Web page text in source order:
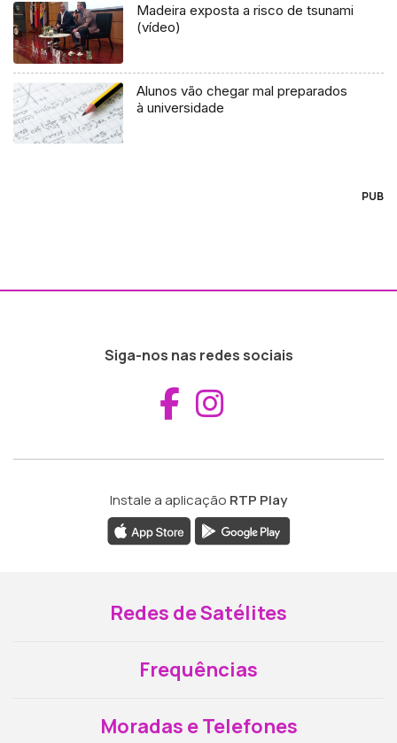
Madeira exposta a risco de tsunami
(vídeo)
Alunos vão chegar mal preparados
à universidade
PUB
Siga-nos nas redes sociais
Aceder ao
Instale a aplicação RTP Play
Redes de Satélites
Frequências
Moradas e Telefones